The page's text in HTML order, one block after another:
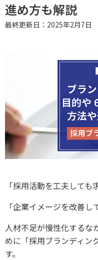
進め方も解説
最終更新日：2025年2月7日
「採用活動を工夫しても
「企業イメージを改善し
人材不足が慢性化するな
めに「採用ブランディン
す。